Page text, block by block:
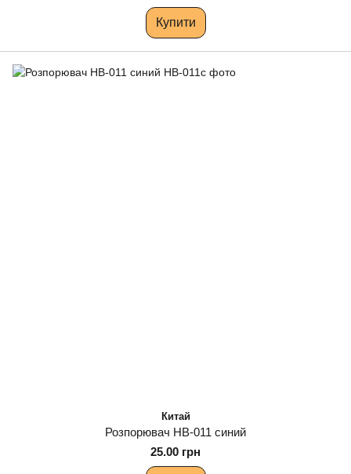
Купити
Китай
Розпорювач НВ-011 синий
25.00 грн